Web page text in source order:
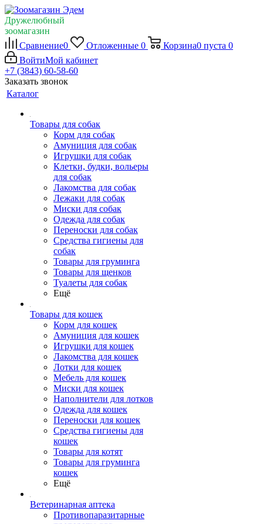
Дружелюбный
зоомагазин
Сравнение0 Отложенные 0 Корзина0 пуста 0
ВойтиМой кабинет
+7 (3843) 60-58-60
Заказать звонок
Каталог
Товары для собак
Корм для собак
Амуниция для собак
Игрушки для собак
Клетки, будки, вольеры
для собак
Лакомства для собак
Лежаки для собак
Миски для собак
Одежда для собак
Переноски для собак
Средства гигиены для
собак
Товары для груминга
Товары для щенков
Туалеты для собак
Ещё
Товары для кошек
Корм для кошек
Амуниция для кошек
Игрушки для кошек
Лакомства для кошек
Лотки для кошек
Мебель для кошек
Миски для кошек
Наполнители для лотков
Одежда для кошек
Переноски для кошек
Средства гигиены для
кошек
Товары для котят
Товары для груминга
кошек
Ещё
Ветеринарная аптека
Противопаразитарные